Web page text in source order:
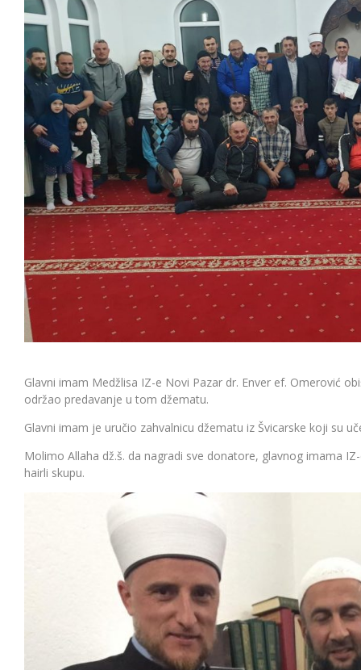
Glavni imam Medžlisa IZ-e Novi Pazar dr. Enver ef. Omerović
održao predavanje u tom džematu.
Glavni imam je uručio zahvalnicu džematu iz Švicarske koji su
Molimo Allaha dž.š. da nagradi sve donatore, glavnog imama
hairli skupu.